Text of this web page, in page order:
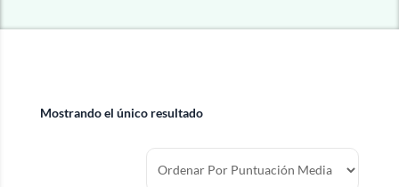
Mostrando el único resultado